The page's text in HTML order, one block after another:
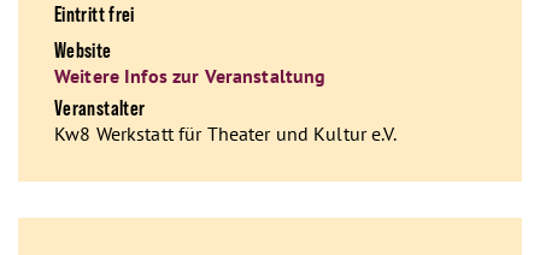
Eintritt frei
Website
Weitere Infos zur Veranstaltung
Veranstalter
Kw8 Werkstatt für Theater und Kultur e.V.